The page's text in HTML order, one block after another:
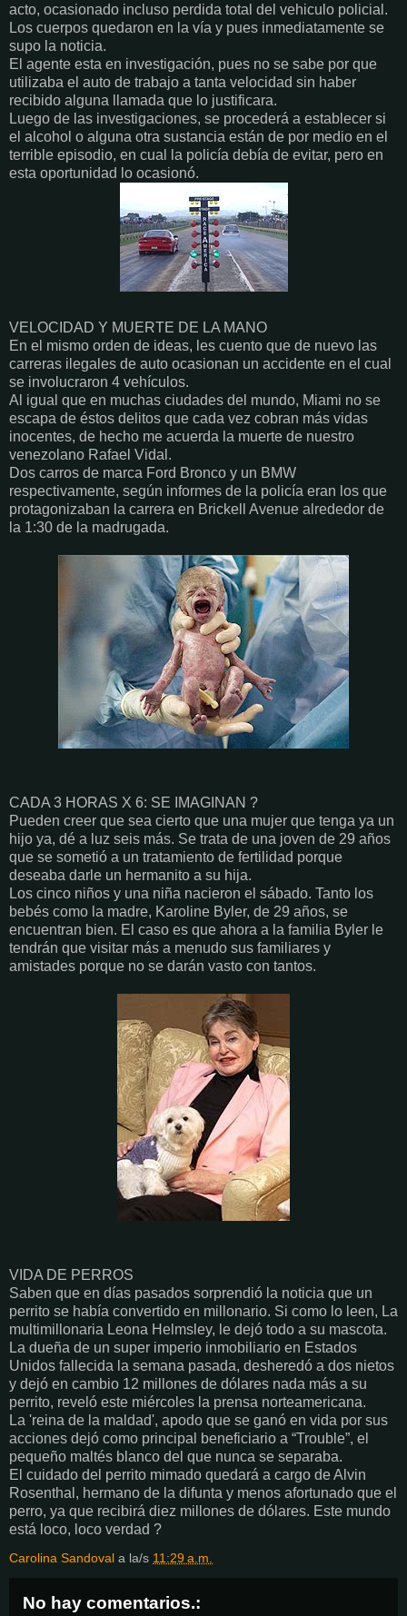
acto, ocasionado incluso perdida total del vehiculo policial.
Los cuerpos quedaron en la vía y pues inmediatamente se
supo la noticia.
El agente esta en investigación, pues no se sabe por que
utilizaba el auto de trabajo a tanta velocidad sin haber
recibido alguna llamada que lo justificara.
Luego de las investigaciones, se procederá a establecer si
el alcohol o alguna otra sustancia están de por medio en el
terrible episodio, en cual la policía debía de evitar, pero en
esta oportunidad lo ocasionó.
VELOCIDAD Y MUERTE DE LA MANO
En el mismo orden de ideas, les cuento que de nuevo las
carreras ilegales de auto ocasionan un accidente en el cual
se involucraron 4 vehículos.
Al igual que en muchas ciudades del mundo, Miami no se
escapa de éstos delitos que cada vez cobran más vidas
inocentes, de hecho me acuerda la muerte de nuestro
venezolano Rafael Vidal.
Dos carros de marca Ford Bronco y un BMW
respectivamente, según informes de la policía eran los que
protagonizaban la carrera en Brickell Avenue alrededor de
la 1:30 de la madrugada.
CADA 3 HORAS X 6: SE IMAGINAN ?
Pueden creer que sea cierto que una mujer que tenga ya un
hijo ya, dé a luz seis más. Se trata de una joven de 29 años
que se sometió a un tratamiento de fertilidad porque
deseaba darle un hermanito a su hija.
Los cinco niños y una niña nacieron el sábado. Tanto los
bebés como la madre, Karoline Byler, de 29 años, se
encuentran bien. El caso es que ahora a la familia Byler le
tendrán que visitar más a menudo sus familiares y
amistades porque no se darán vasto con tantos.
VIDA DE PERROS
Saben que en días pasados sorprendió la noticia que un
perrito se había convertido en millonario. Si como lo leen, La
multimillonaria Leona Helmsley, le dejó todo a su mascota.
La dueña de un super imperio inmobiliario en Estados
Unidos fallecida la semana pasada, desheredó a dos nietos
y dejó en cambio 12 millones de dólares nada más a su
perrito, reveló este miércoles la prensa norteamericana.
La 'reina de la maldad', apodo que se ganó en vida por sus
acciones dejó como principal beneficiario a “Trouble”, el
pequeño maltés blanco del que nunca se separaba.
El cuidado del perrito mimado quedará a cargo de Alvin
Rosenthal, hermano de la difunta y menos afortunado que el
perro, ya que recibirá diez millones de dólares. Este mundo
está loco, loco verdad ?
Carolina Sandoval a la/s 11:29 a.m.
No hay comentarios.: